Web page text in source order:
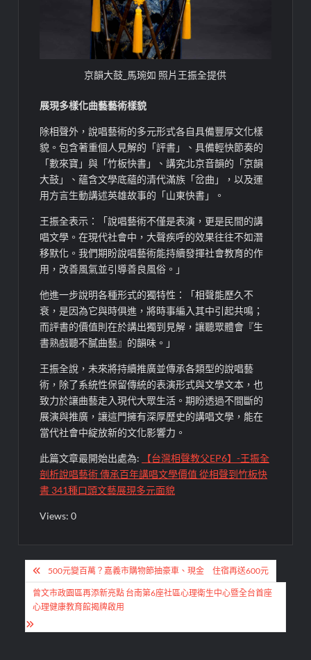
京韻大鼓_馬琬如 照片王振全提供
展現多樣化曲藝藝術樣貌
除相聲外，說唱藝術的多元形式各自具備豐厚文化樣
貌。包含著重個人見解的「評書」、具備輕快節奏的
「數來寶」與「竹板快書」、講究北京音韻的「京韻
大鼓」、蘊含文學底蘊的清代滿族「岔曲」，以及運
用方言生動講述英雄故事的「山東快書」。
王振全表示：「說唱藝術不僅是表演，更是民間的講
唱文學。在現代社會中，大聲疾呼的效果往往不如潛
移默化。我們期盼說唱藝術能持續發揮社會教育的作
用，改善風氣並引導善良風俗。」
他進一步說明各種形式的獨特性：「相聲能歷久不
衰，是因為它與時俱進，將時事編入其中引起共鳴；
而評書的價值則在於講出獨到見解，讓聽眾體會『生
書熟戲聽不膩曲藝』的韻味。」
王振全說，未來將持續推廣並傳承各類型的說唱藝
術，除了系統性保留傳統的表演形式與文學文本，也
致力於讓曲藝走入現代大眾生活。期盼透過不間斷的
展演與推廣，讓這門擁有深厚歷史的講唱文學，能在
當代社會中綻放新的文化影響力。
此篇文章最開始出處為:
【台灣相聲教父EP6】-王振全
剖析說唱藝術 傳承百年講唱文學價值 從相聲到竹板快
書 341種口頭文藝展現多元面貌
Views: 0
文
章
導
覽
500元變百萬？嘉義市購物節抽豪車、現金 住宿再送600元
曾文市政園區再添新亮點 台南第6座社區心理衛生中心暨全台首座
心理健康教育館揭牌啟用